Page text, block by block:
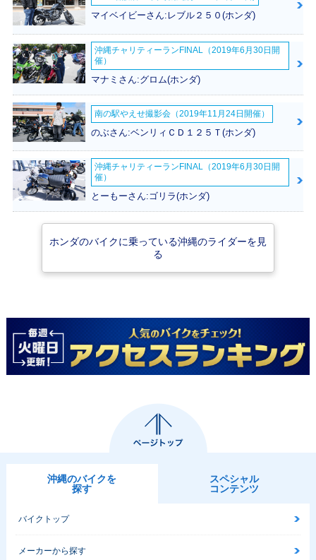
マイベイビーさん:レブル２５０(ホンダ)
沖縄チャリティーランFINAL（2019年6月30日開
催）
マナミさん:グロム(ホンダ)
南の駅やえせ撮影会（2019年11月24日開催）
のぶさん:ベンリィＣＤ１２５Ｔ(ホンダ)
沖縄チャリティーランFINAL（2019年6月30日開
催）
とーもーさん:ゴリラ(ホンダ)
ホンダのバイクに乗っている沖縄のライダーを見
る
沖縄のバイクを
探す
スペシャル
コンテンツ
バイクトップ
メーカーから探す